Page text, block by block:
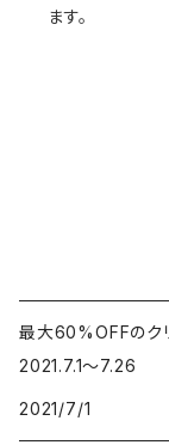
ます。
最大60%OFFのク
2021.7.1〜7.26
2021/7/1